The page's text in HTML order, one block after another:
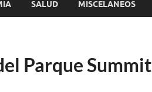
SALUD MISCELANEOS
Parque Summit